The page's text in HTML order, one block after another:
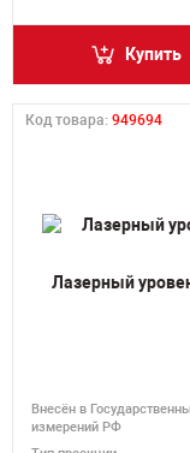
Купить
Код товара: 949694
Лазерный
Внесён в
измерений РФ